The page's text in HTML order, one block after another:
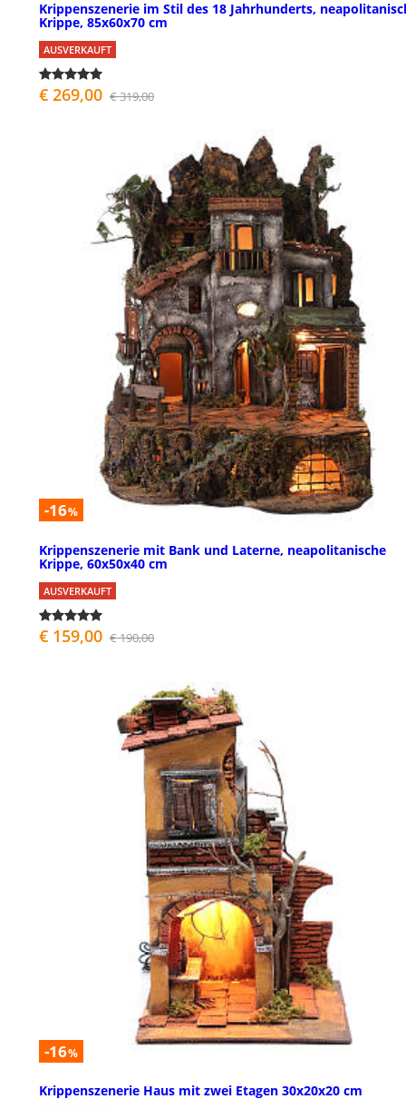
Krippenszenerie im Stil des 18 Jahrhunderts,
Krippe, 85x60x70 cm
AUSVERKAUFT
€ 269,00 € 319,00
-16%
Krippenszenerie mit Bank und Laterne, neapolitanische
Krippe, 60x50x40 cm
AUSVERKAUFT
€ 159,00 € 190,00
-16%
Krippenszenerie Haus mit zwei Etagen 30x20x20 cm